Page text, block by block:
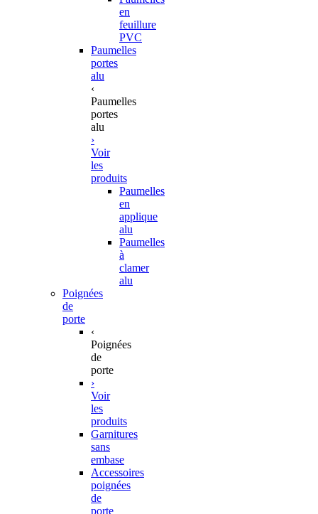
en
feuillure
PVC
Paumelles
portes
alu
‹
Paumelles
portes
alu
›
Voir
les
produits
Paumelles
en
applique
alu
Paumelles
à
clamer
alu
Poignées
de
porte
‹
Poignées
de
porte
›
Voir
les
produits
Garnitures
sans
embase
Accessoires
poignées
de
porte